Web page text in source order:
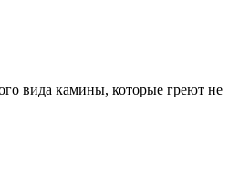
вида камины, которые греют не